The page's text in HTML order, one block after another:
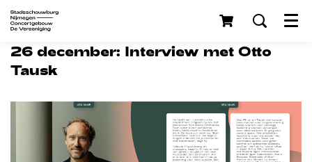
Menu
26 december: Interview met Otto
Tausk